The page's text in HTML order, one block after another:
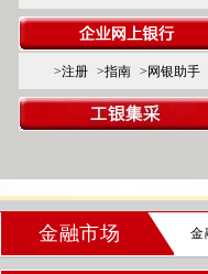
>注册 >指南 >网银助手
金融市场 金